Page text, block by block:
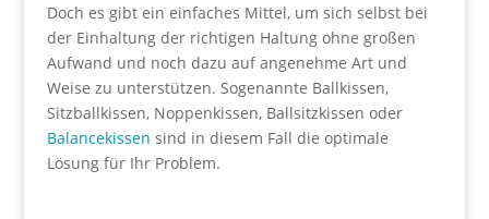
Doch es gibt ein einfaches Mittel, um sich selbst bei
der Einhaltung der richtigen Haltung ohne großen
Aufwand und noch dazu auf angenehme Art und
Weise zu unterstützen. Sogenannte Ballkissen,
Sitzballkissen, Noppenkissen, Ballsitzkissen oder
Balancekissen sind in diesem Fall die optimale
Lösung für Ihr Problem.